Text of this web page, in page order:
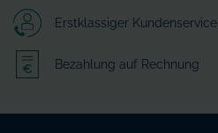
Erstklassiger Kundenservice
Bezahlung auf Rechnung